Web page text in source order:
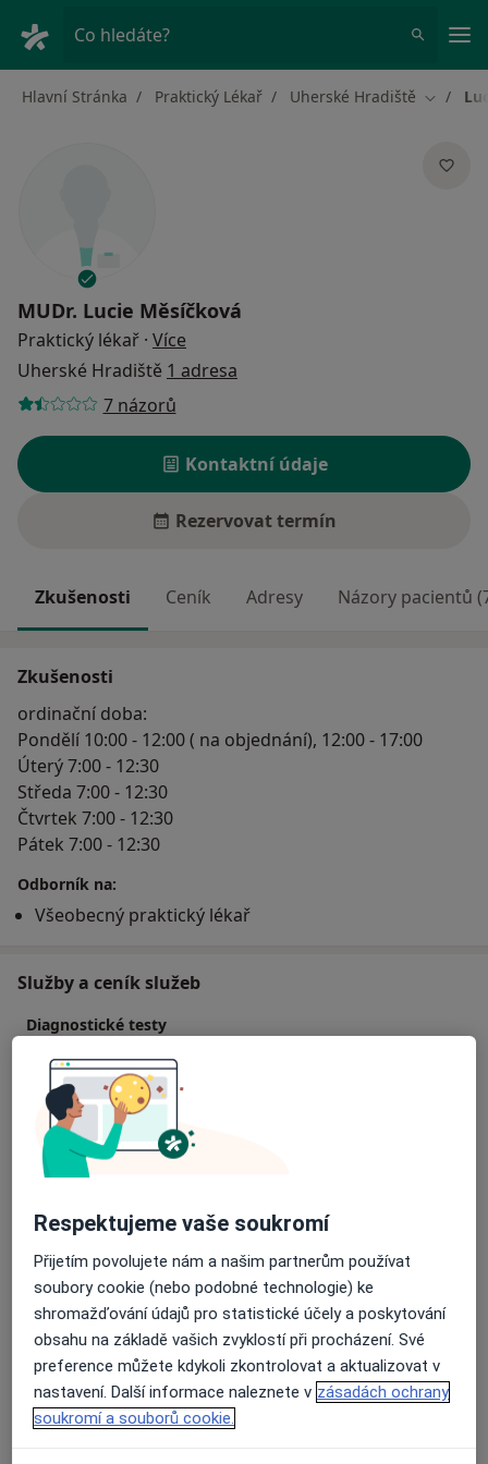
Co hledáte?
Hlavní Stránka Praktický Lékař Uherské Hradiště Změna
MUDr. Lucie Měsíčková
Praktický lékař · Více
Uherské Hradiště 1 adresa
7 názorů
Kontaktní údaje
Rezervovat termín
Zkušenosti Ceník Adresy Názory pacientů
Zkušenosti
ordinační doba:
Pondělí 10:00 - 12:00 ( na objednání), 12:00 - 17:00
Úterý 7:00 - 12:30
Středa 7:00 - 12:30
Čtvrtek 7:00 - 12:30
Pátek 7:00 - 12:30
Odborník na:
Všeobecný praktický lékař
Služby a ceník služeb
Diagnostické testy
Fyzikální vyšetření
Detaily
Detaily
Test hladiny glukózy v krvi
Detaily
Vyšetření krve
Detaily
Respektujeme vaše soukromí
Přijetím povolujete nám a našim partnerům používat
soubory cookie (nebo podobné technologie) ke
shromažďování údajů pro statistické účely a poskytování
obsahu na základě vašich zvyklostí při procházení. Své
preference můžete kdykoli zkontrolovat a aktualizovat v
nastavení. Další informace naleznete v zásadách ochrany
soukromí a souborů cookie.